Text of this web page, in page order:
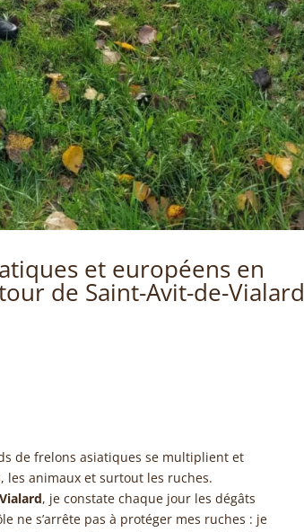
et européens en
de Saint-Avit-de-Vialard
de frelons asiatiques se multiplient et
animaux et surtout les ruches.
, je constate chaque jour les dégâts
ne s’arrête pas à protéger mes ruches : je